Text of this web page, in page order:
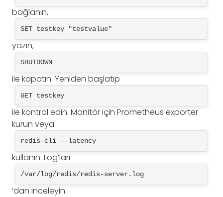
bağlanın,
SET testkey "testvalue"
yazın,
SHUTDOWN
ile kapatın. Yeniden başlatıp
GET testkey
ile kontrol edin. Monitör için Prometheus exporter
kurun veya
redis-cli --latency
kullanın. Log’ları
/var/log/redis/redis-server.log
‘dan inceleyin.